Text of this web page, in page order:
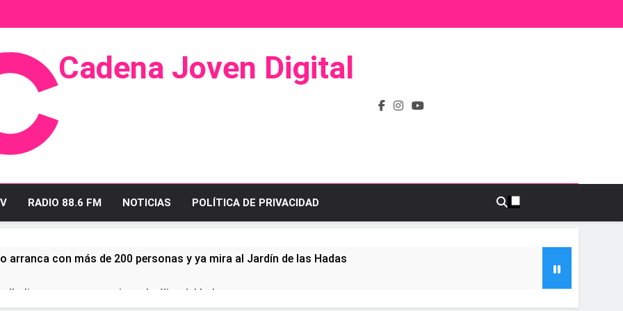
Cadena Joven Digital
Radio Y Televisión
RADIO 88.6 FM NOTICIAS POLÍTICA DE PRIVACIDAD
arranca con más de 200 personas y ya mira al Jardín de las Hadas
linense tras conquistar la élite del baloncesto